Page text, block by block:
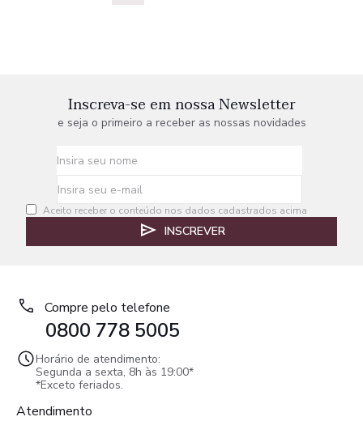
Inscreva-se em nossa Newsletter
e seja o primeiro a receber as nossas novidades
Aceito receber o conteúdo nos dados cadastrados acima
INSCREVER
Compre pelo telefone
0800 778 5005
Horário de atendimento:
Segunda a sexta, 8h às 19:00*
*Exceto feriados.
Atendimento